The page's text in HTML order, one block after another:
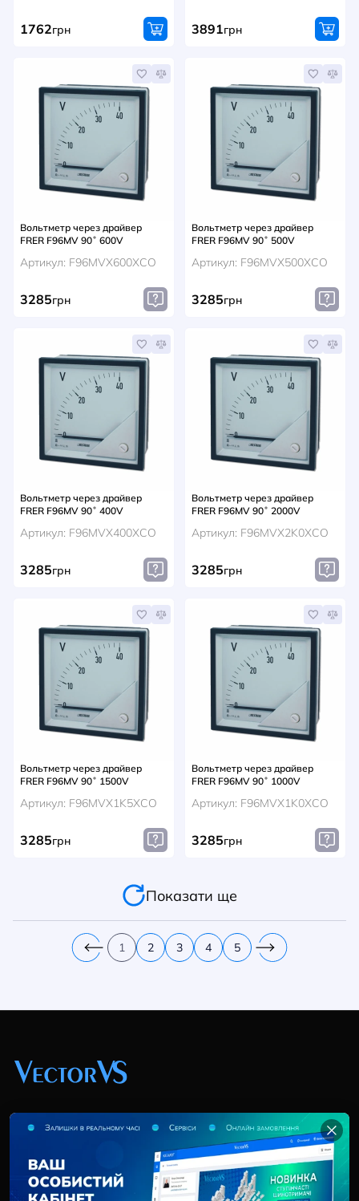
1762грн 3891грн
Вольтметр через драйвер
FRER F96MV 90˚ 600V
Артикул: F96MVX600XCO
3285грн
Вольтметр через драйвер
FRER F96MV 90˚ 500V
Артикул: F96MVX500XCO
3285грн
Вольтметр через драйвер
FRER F96MV 90˚ 400V
Артикул: F96MVX400XCO
3285грн
Вольтметр через драйвер
FRER F96MV 90˚ 2000V
Артикул: F96MVX2K0XCO
3285грн
Вольтметр через драйвер
FRER F96MV 90˚ 1500V
Артикул: F96MVX1K5XCO
3285грн
Вольтметр через драйвер
FRER F96MV 90˚ 1000V
Артикул: F96MVX1K0XCO
3285грн
Показати ще
1 2 3 4 5
+38 (044) 369 51 57
02095, Україна, м. Київ, вул. Трускавецька, 10-В, оф.
info@vector-vs.com